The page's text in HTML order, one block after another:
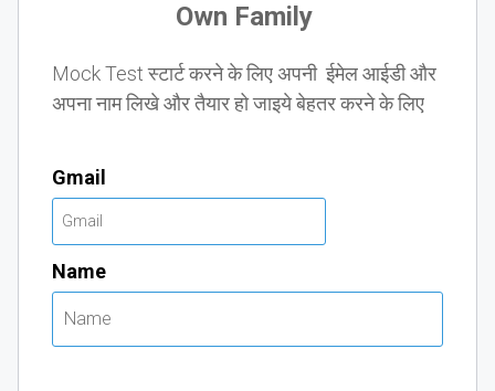
Own Family
Mock Test स्टार्ट करने के लिए अपनी ईमेल आईडी और
अपना नाम लिखे और तैयार हो जाइये बेहतर करने के लिए
Gmail
Name